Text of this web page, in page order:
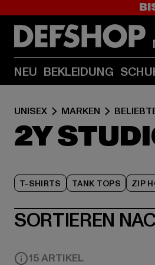
NEU BEKLEIDUNG
UNISEX MARKEN
2Y
T-SHIRTS TANK TOPS ZIP
SORTIEREN
15 ARTIKEL